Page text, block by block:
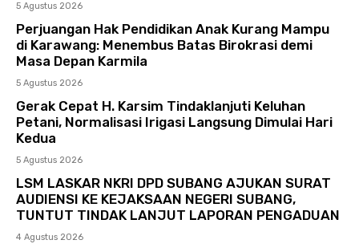
5 Agustus 2026
Perjuangan Hak Pendidikan Anak Kurang Mampu
di Karawang: Menembus Batas Birokrasi demi
Masa Depan Karmila
5 Agustus 2026
Gerak Cepat H. Karsim Tindaklanjuti Keluhan
Petani, Normalisasi Irigasi Langsung Dimulai Hari
Kedua
5 Agustus 2026
LSM LASKAR NKRI DPD SUBANG AJUKAN SURAT
AUDIENSI KE KEJAKSAAN NEGERI SUBANG,
TUNTUT TINDAK LANJUT LAPORAN PENGADUAN
4 Agustus 2026